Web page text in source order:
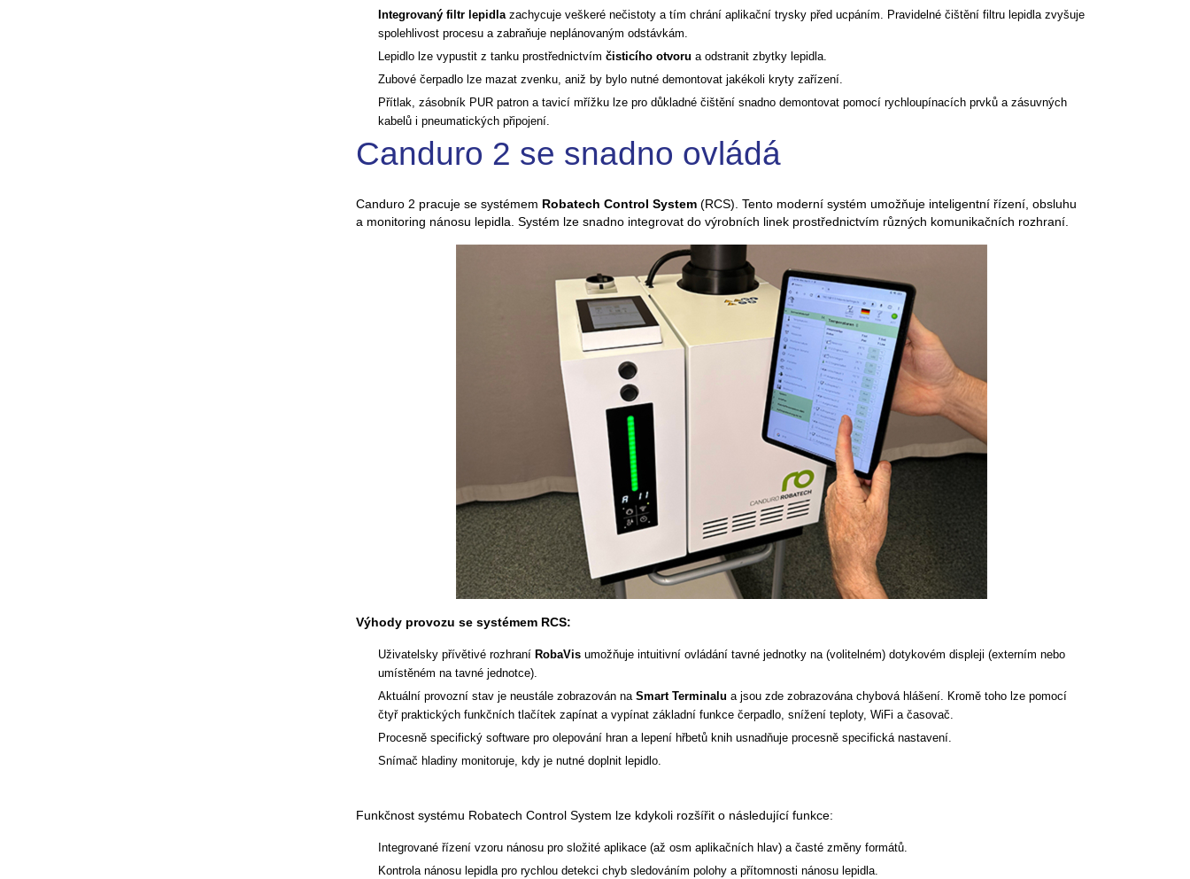
Integrovaný filtr lepidlazachycuje veškeré nečistoty a tím chrání aplikační trysky před ucpáním. Pravidelné čištění filtru lepidla zvyšuje
spolehlivost procesu a zabraňuje neplánovaným odstávkám.
Lepidlo lze vypustit z tanku prostřednictvím čisticího otvoru a odstranit zbytky lepidla.
Zubové čerpadlo lze mazat zvenku, aniž by bylo nutné demontovat jakékoli kryty zařízení.
Přítlak, zásobník PUR patron a tavicí mřížku lze pro důkladné čištění snadno demontovat pomocí rychloupínacích prvků a zásuvných
kabelů i pneumatických připojení.
Canduro 2 se snadno ovládá
Canduro 2 pracuje se systémem Robatech Control System (RCS). Tento moderní systém umožňuje inteligentní řízení, obsluhu
a monitoring nánosu lepidla. Systém lze snadno integrovat do výrobních linek prostřednictvím různých komunikačních rozhraní.
Výhody provozu se systémem RCS:
Uživatelsky přívětivé rozhraní RobaVis umožňuje intuitivní ovládání tavné jednotky na (volitelném) dotykovém displeji (externím nebo
umístěném na tavné jednotce).
Aktuální provozní stav je neustále zobrazován na Smart Terminalu a jsou zde zobrazována chybová hlášení. Kromě toho lze pomocí
čtyř praktických funkčních tlačítek zapínat a vypínat základní funkce čerpadlo, snížení teploty, WiFi a časovač.
Procesně specifický software pro olepování hran a lepení hřbetů knih usnadňuje procesně specifická nastavení.
Snímač hladiny monitoruje, kdy je nutné doplnit lepidlo.
Funkčnost systému Robatech Control System lze kdykoli rozšířit o následující funkce:
Integrované řízení vzoru nánosu pro složité aplikace (až osm aplikačních hlav) a časté změny formátů.
Kontrola nánosu lepidla pro rychlou detekci chyb sledováním polohy a přítomnosti nánosu lepidla.